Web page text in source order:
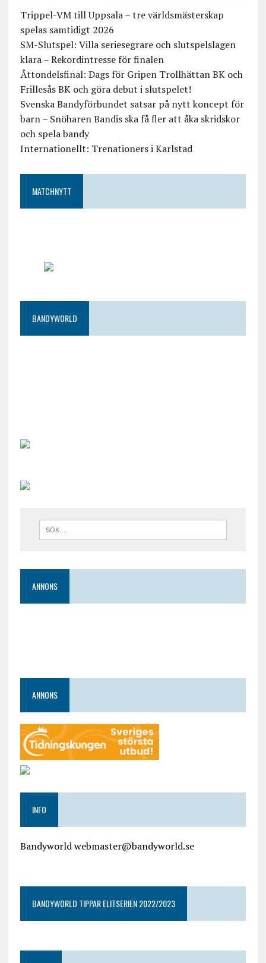
Trippel-VM till Uppsala – tre världsmästerskap
spelas samtidigt 2026
SM-Slutspel: Villa seriesegrare och slutspelslagen
klara – Rekordintresse för finalen
Åttondelsfinal: Dags för Gripen Trollhättan BK och
Frillesås BK och göra debut i slutspelet!
Svenska Bandyförbundet satsar på nytt koncept för
barn – Snöharen Bandis ska få fler att åka skridskor
och spela bandy
Internationellt: Trenationers i Karlstad
MATCHNYTT
BANDYWORLD
ANNONS
ANNONS
INFO
Bandyworld webmaster@bandyworld.se
BANDYWORLD TIPPAR ELITSERIEN 2022/2023